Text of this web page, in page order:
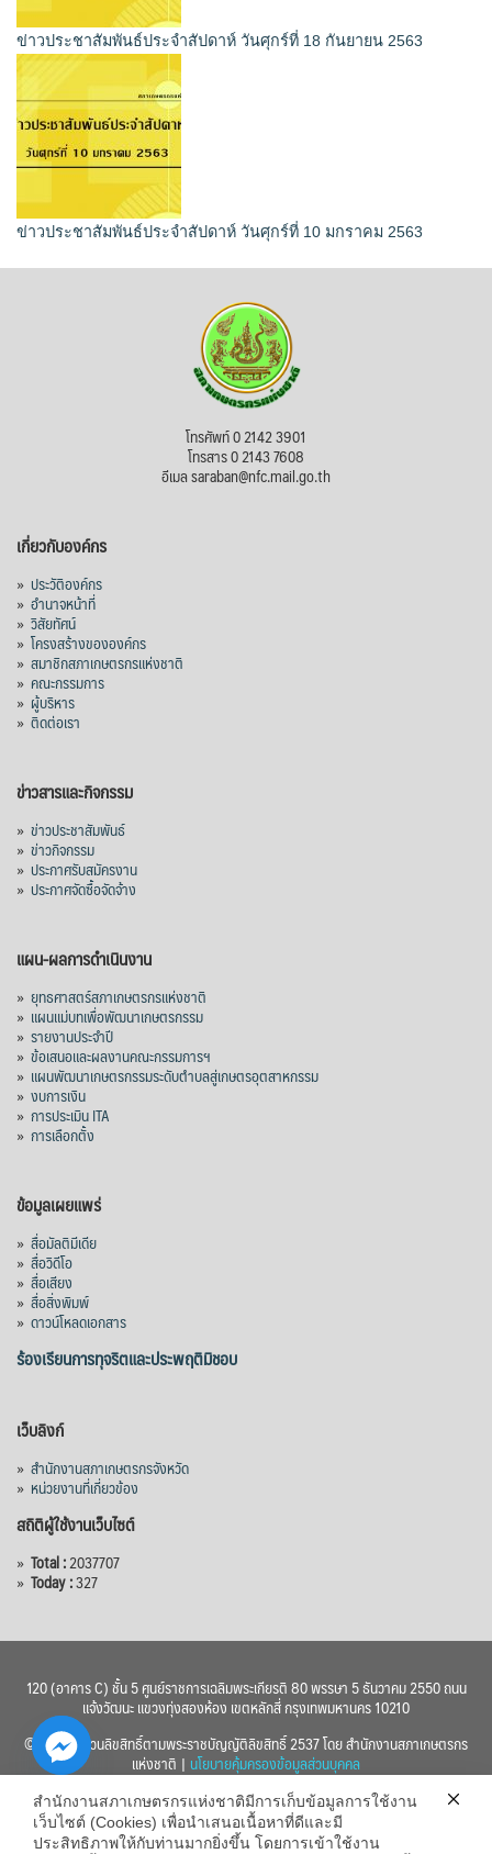
ข่าวประชาสัมพันธ์ประจำสัปดาห์ วันศุกร์ที่ 18 กันยายน 2563
ข่าวประชาสัมพันธ์ประจำสัปดาห์ วันศุกร์ที่ 10 มกราคม 2563
โทรศัพท์ 0 2142 3901
โทรสาร 0 2143 7608
อีเมล saraban@nfc.mail.go.th
เกี่ยวกับองค์กร
» ประวัติองค์กร
» อำนาจหน้าที่
» วิสัยทัศน์
» โครงสร้างขององค์กร
» สมาชิกสภาเกษตรกรแห่งชาติ
» คณะกรรมการ
» ผู้บริหาร
» ติดต่อเรา
ข่าวสารและกิจกรรม
» ข่าวประชาสัมพันธ์
» ข่าวกิจกรรม
» ประกาศรับสมัครงาน
» ประกาศจัดซื้อจัดจ้าง
แผน-ผลการดำเนินงาน
» ยุทธศาสตร์สภาเกษตรกรแห่งชาติ
» แผนแม่บทเพื่อพัฒนาเกษตรกรรม
» รายงานประจำปี
» ข้อเสนอและผลงานคณะกรรมการฯ
» แผนพัฒนาเกษตรกรรมระดับตำบลสู่เกษตรอุตสาหกรรม
» งบการเงิน
» การประเมิน ITA
» การเลือกตั้ง
ข้อมูลเผยแพร่
» สื่อมัลติมีเดีย
» สื่อวิดีโอ
» สื่อเสียง
» สื่อสิ่งพิมพ์
» ดาวน์โหลดเอกสาร
ร้องเรียนการทุจริตและประพฤติมิชอบ
เว็บลิงก์
» สำนักงานสภาเกษตรกรจังหวัด
» หน่วยงานที่เกี่ยวข้อง
สถิติผู้ใช้งานเว็บไซต์
» Total :2037707
» Today :327
120 (อาคาร C) ชั้น 5 ศูนย์ราชการเฉลิมพระเกียรติ 80 พรรษา 5 ธันวาคม 2550 ถนน
แจ้งวัฒนะ แขวงทุ่งสองห้อง เขตหลักสี่ กรุงเทพมหานคร 10210
© 2560 สงวนลิขสิทธิ์ตามพระราชบัญญัติลิขสิทธิ์ 2537 โดย สำนักงานสภาเกษตรกร
แห่งชาติ | นโยบายคุ้มครองข้อมูลส่วนบุคคล
สำนักงานสภาเกษตรกรแห่งชาติมีการเก็บข้อมูลการใช้งาน
เว็บไซต์ (Cookies) เพื่อนำเสนอเนื้อหาที่ดีและมี
ประสิทธิภาพให้กับท่านมากยิ่งขึ้น โดยการเข้าใช้งาน